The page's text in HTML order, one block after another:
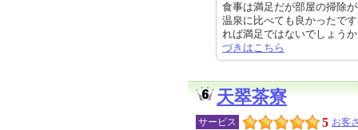
食事は満足だが部屋の掃除
温泉に比べても良かったで
れば満足ではないでしょう
づきはこちら
天翠茶寮
サービス 5 お客